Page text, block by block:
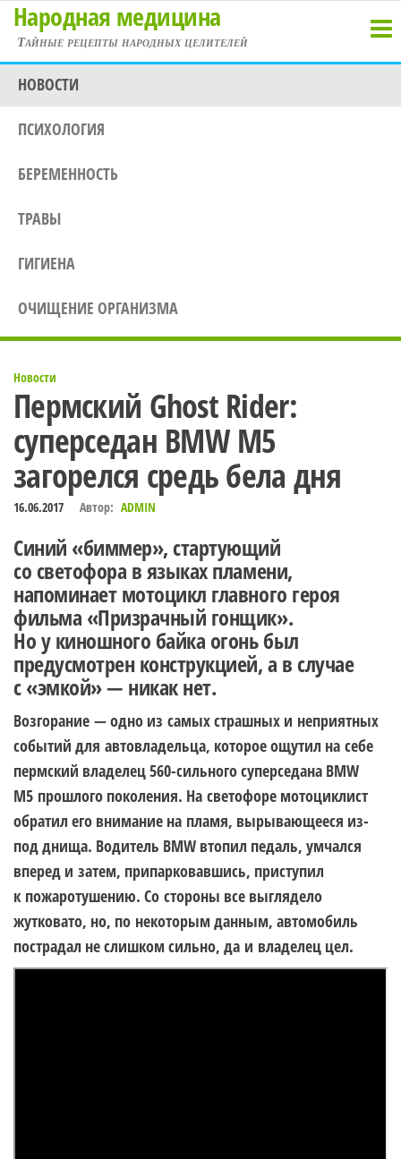
Перейти
содержимому
Народная медицина
Тайные рецепты народных целителей
НОВОСТИ
ПСИХОЛОГИЯ
БЕРЕМЕННОСТЬ
ТРАВЫ
ГИГИЕНА
ОЧИЩЕНИЕ ОРГАНИЗМА
Новости
Пермский Ghost Rider:
суперседан BMW M5
загорелся средь бела дня
16.06.2017 Автор: ADMIN
Синий «биммер», стартующий
со светофора в языках пламени,
напоминает мотоцикл главного героя
фильма «Призрачный гонщик».
Но у киношного байка огонь был
предусмотрен конструкцией, а в случае
с «эмкой» — никак нет.
Возгорание — одно из самых страшных и неприятных
событий для автовладельца, которое ощутил на себе
пермский владелец 560-сильного суперседана BMW
M5 прошлого поколения. На светофоре мотоциклист
обратил его внимание на пламя, вырывающееся из-
под днища. Водитель BMW втопил педаль, умчался
вперед и затем, припарковавшись, приступил
к пожаротушению. Со стороны все выглядело
жутковато, но, по некоторым данным, автомобиль
пострадал не слишком сильно, да и владелец цел.